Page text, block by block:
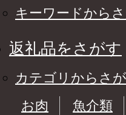
キーワードから
返礼品をさがす
カテゴリからさ
お肉
魚介類